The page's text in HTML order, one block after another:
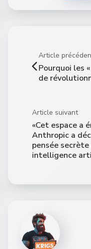
Article
Pourquoi les
de
Article suivant
«Cet espace a
Anthropic a
pensée
intelligence